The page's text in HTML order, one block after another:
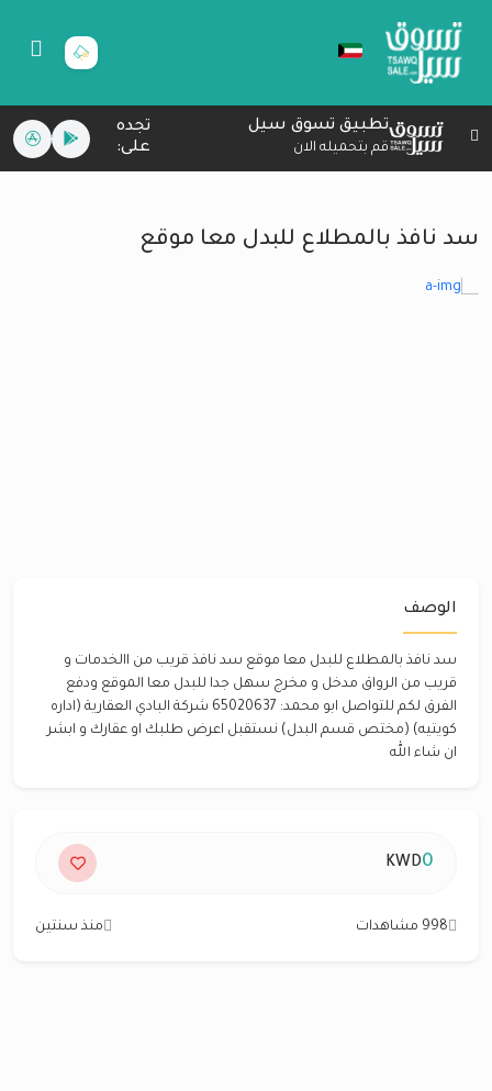
تطبيق تسوق سيل
قم بتحميله الان
تجده
على:
سد نافذ بالمطلاع للبدل معا موقع
الوصف
سد نافذ بالمطلاع للبدل معا موقع سد نافذ قريب من االخدمات و
قريب من الرواق مدخل و مخرج سهل جدا للبدل معا الموقع ودفع
الفرق لكم للتواصل ابو محمد: 65020637 شركة البادي العقارية (اداره
كويتيه) (مختص قسم البدل) نستقبل اعرض طلبك او عقارك و ابشر
ان شاء الله
0
KWD
998 مشاهدات منذ سنتين